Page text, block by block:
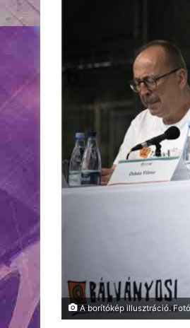
A borítókép illusztráció.